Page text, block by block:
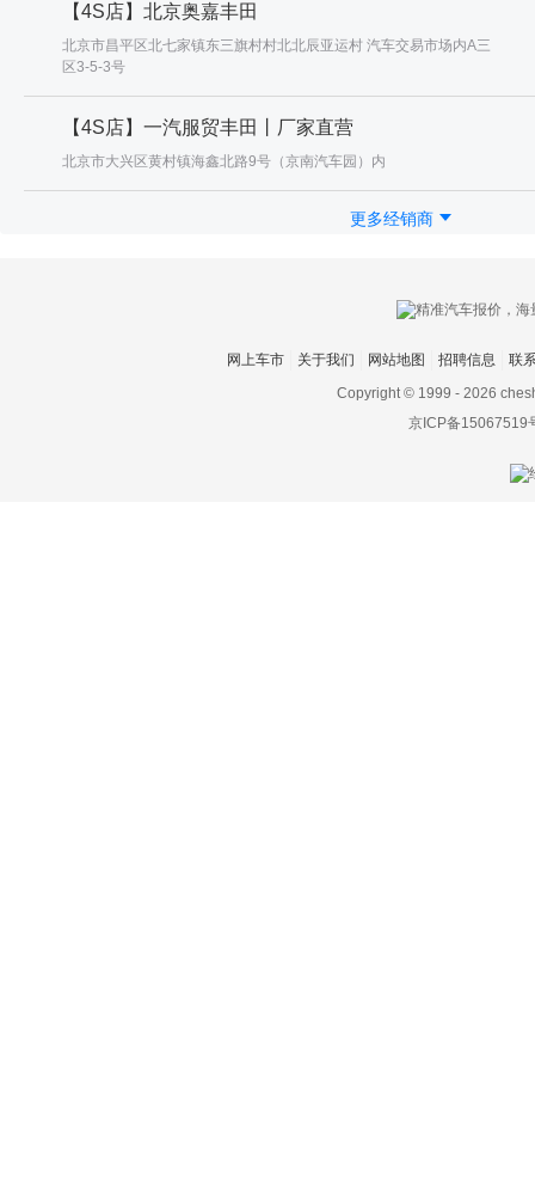
【4S店】北京奥嘉丰田
北京市昌平区北七家镇东三旗村村北北辰亚运村 汽车交易市场内A三
区3-5-3号
【4S店】一汽服贸丰田丨厂家直营
北京市大兴区黄村镇海鑫北路9号（京南汽车园）内
更多经销商
网上车市 关于我们 网站地图 招聘信息
联
Copyright © 1999 - 2026
京ICP备15067519